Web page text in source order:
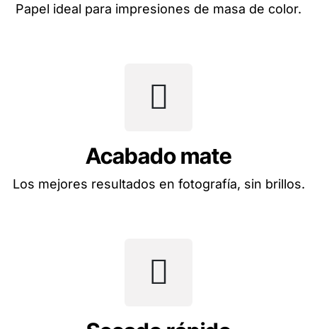
Papel ideal para impresiones de masa de color.
Acabado mate
Los mejores resultados en fotografía, sin brillos.